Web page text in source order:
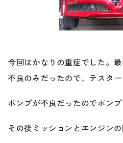
ブランド紹介
お客様の声
ケータハム岐阜
24時間受付対応の
お問い合わせフォームは
その他のお問い合わせ
今回はかなりの重症でした。
不良のみだったので、テスタ
ポンプが不良だったのでポンプ
その後ミッションとエンジン